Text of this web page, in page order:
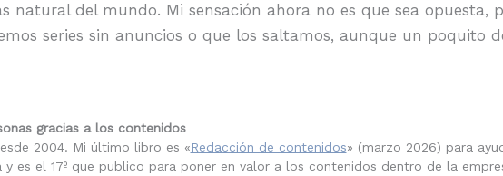
natural del mundo. Mi sensación ahora no es que sea opuesta,
series sin anuncios o que los saltamos, aunque un poquito
gracias a los contenidos
2004. Mi último libro es «Redacción de contenidos» (marzo 2026) para
y es el 17º que publico para poner en valor a los contenidos dentro de la